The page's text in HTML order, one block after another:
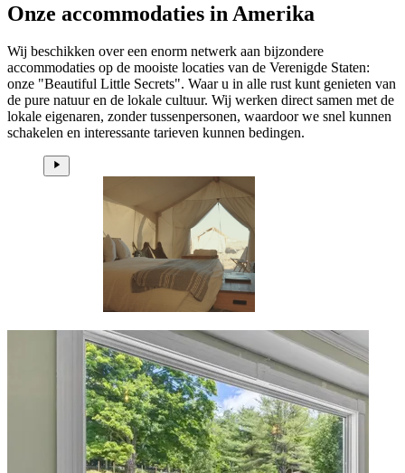
Onze accommodaties in Amerika
Wij beschikken over een enorm netwerk aan bijzondere
accommodaties op de mooiste locaties van de Verenigde Staten:
onze "Beautiful Little Secrets". Waar u in alle rust kunt genieten van
de pure natuur en de lokale cultuur. Wij werken direct samen met de
lokale eigenaren, zonder tussenpersonen, waardoor we snel kunnen
schakelen en interessante tarieven kunnen bedingen.